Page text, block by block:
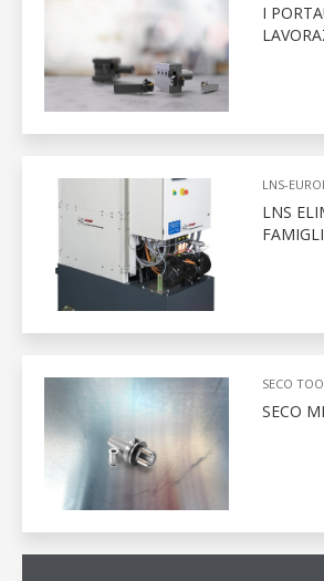
I
LNS-
LNS
SECO
SECO